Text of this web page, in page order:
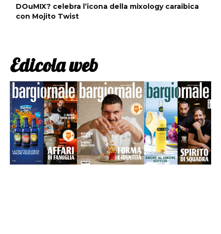
DOuMIX? celebra l’icona della mixology caraibica
con Mojito Twist
Edicola web